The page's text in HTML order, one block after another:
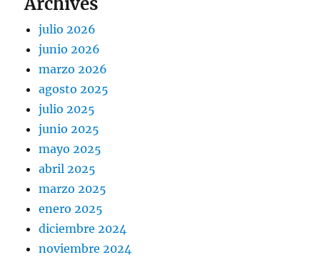
julio 2026
junio 2026
marzo 2026
agosto 2025
julio 2025
junio 2025
mayo 2025
abril 2025
marzo 2025
enero 2025
diciembre 2024
noviembre 2024